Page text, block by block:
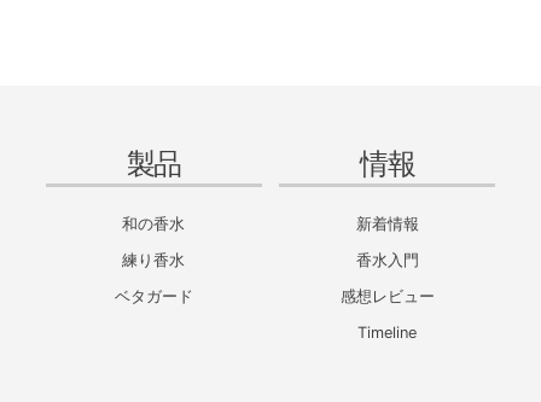
製品
和の香水
練り香水
ベタガード
情報
新着情報
香水入門
感想レビュー
Timeline